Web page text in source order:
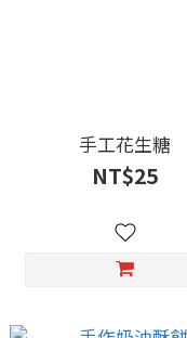
手工花生糖
NT$25